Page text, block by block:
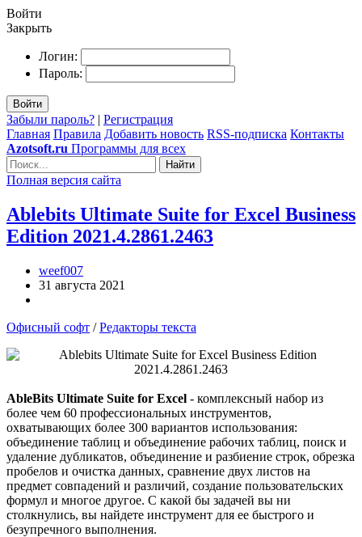
Войти
Закрыть
Логин:
Пароль:
Войти
Забыли пароль? | Регистрация
Главная Правила Добавить новость RSS-подписка Контакты
Azotsoft.ru Программы для всех
Найти
Полная версия сайта
Ablebits Ultimate Suite for Excel Business
Edition 2021.4.2861.2463
weef007
31 августа 2021
Офисный софт /Редакторы текста
AbleBits Ultimate Suite for Excel - комплексный набор из
более чем 60 профессиональных инструментов,
охватывающих более 300 вариантов использования:
объединение таблиц и объединение рабочих таблиц, поиск и
удаление дубликатов, объединение и разбиение строк, обрезка
пробелов и очистка данных, сравнение двух листов на
предмет совпадений и различий, создание пользовательских
формул и многое другое. С какой бы задачей вы ни
столкнулись, вы найдете инструмент для ее быстрого и
безупречного выполнения.